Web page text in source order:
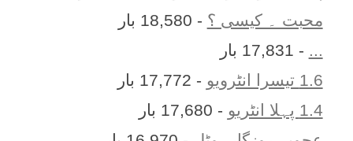
محبت ۔ کیسی ؟ - 18,580 بار
... - 17,831 بار
1.6 تیسرا انٹرویو
- 17,772 بار
1.4 پہلا انٹریو
- 17,680 بار